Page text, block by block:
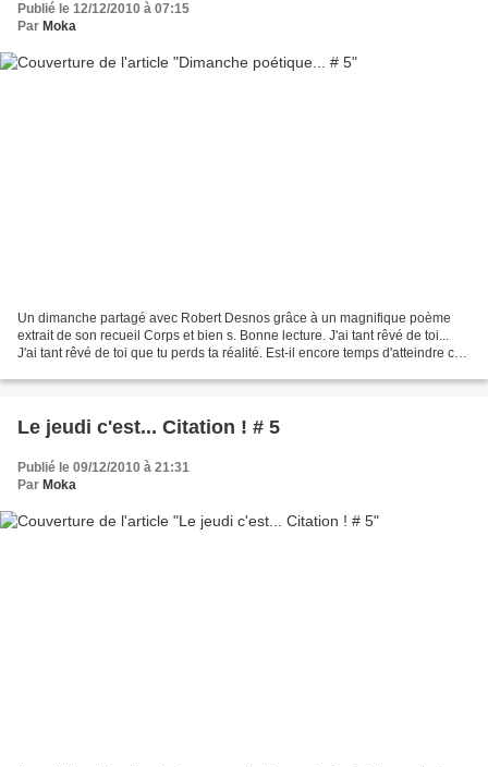
Publié le 12/12/2010 à 07:15
Par Moka
Un dimanche partagé avec Robert Desnos grâce à un magnifique poème
extrait de son recueil Corps et bien s. Bonne lecture. J'ai tant rêvé de toi...
J'ai tant rêvé de toi que tu perds ta réalité. Est-il encore temps d'atteindre ce
Le jeudi c'est... Citation ! # 5
Publié le 09/12/2010 à 21:31
Par Moka